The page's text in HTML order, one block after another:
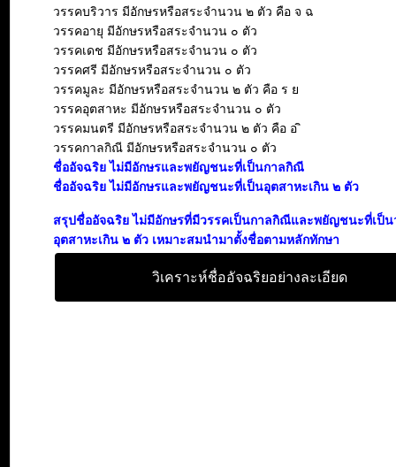
วรรคบริวาร มีอักษรหรือสระจำนวน ๒ ตัว คือ จ ฉ
วรรคอายุ มีอักษรหรือสระจำนวน ๐ ตัว
วรรคเดช มีอักษรหรือสระจำนวน ๐ ตัว
วรรคศรี มีอักษรหรือสระจำนวน ๐ ตัว
วรรคมูละ มีอักษรหรือสระจำนวน ๒ ตัว คือ ร ย
วรรคอุตสาหะ มีอักษรหรือสระจำนวน ๐ ตัว
วรรคมนตรี มีอักษรหรือสระจำนวน ๒ ตัว คือ อ ิ
วรรคกาลกิณี มีอักษรหรือสระจำนวน ๐ ตัว
ชื่ออัจฉริย ไม่มีอักษรและพยัญชนะที่เป็นกาลกิณี
ชื่ออัจฉริย ไม่มีอักษรและพยัญชนะที่เป็นอุตสาหะเกิน ๒ ตัว
สรุปชื่ออัจฉริย ไม่มีอักษรที่มีวรรคเป็นกาลกิณีและพยัญชนะที่เป็น
อุตสาหะเกิน ๒ ตัว เหมาะสมนำมาตั้งชื่อตามหลักทักษา
วิเคราะห์ชื่ออัจฉริยอย่างละเอียด